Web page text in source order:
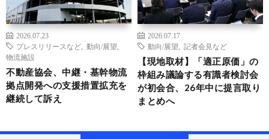
2026.07.23
プレスリリースなど
動向/展望
物流施設
不動産協会、中継・基幹物流
拠点開発への支援措置拡充を
継続して訴え
2026.07.17
動向/展望
記者会見など
【現地取材】「適正原価」の
枠組み議論する有識者検討会
が初会合、26年中に提言取り
まとめへ